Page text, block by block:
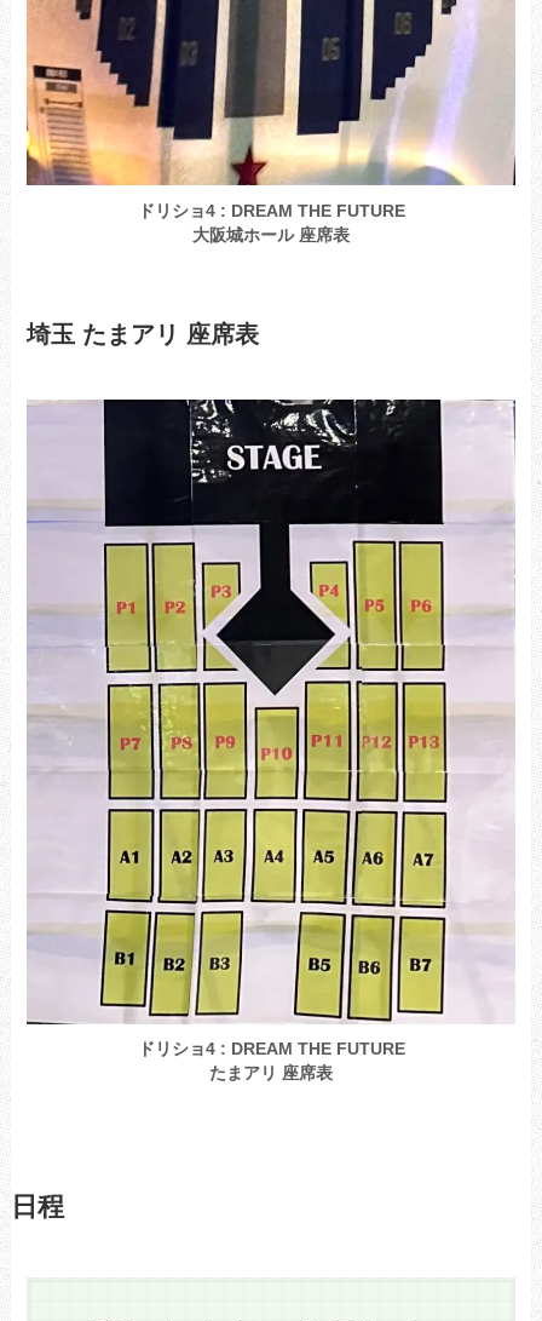
ドリショ4 : DREAM THE FUTURE
大阪城ホール 座席表
埼玉 たまアリ 座席表
ドリショ4 : DREAM THE FUTURE
たまアリ 座席表
日程